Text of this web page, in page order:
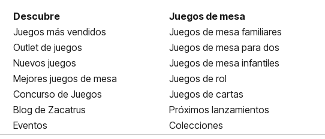
Descubre
Juegos más vendidos
Outlet de juegos
Nuevos juegos
Mejores juegos de mesa
Concurso de Juegos
Blog de Zacatrus
Eventos
Juegos de mesa
Juegos de mesa familiares
Juegos de mesa para dos
Juegos de mesa infantiles
Juegos de rol
Juegos de cartas
Próximos lanzamientos
Colecciones